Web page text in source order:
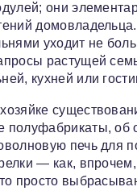
они
уходит не
растущей
кухней или
об
печь для
— как,
просто